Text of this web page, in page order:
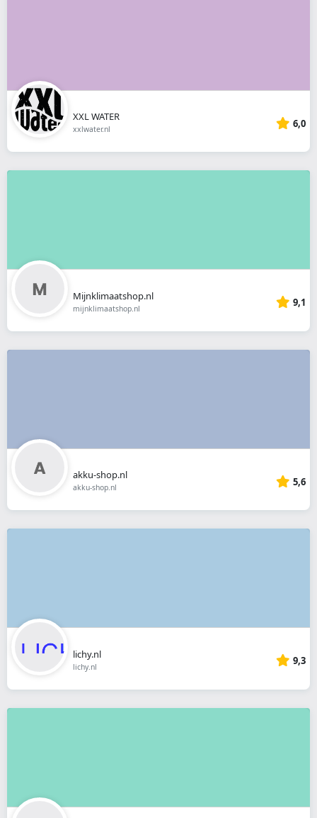
XXL WATER
xxlwater.nl 6,0
Mijnklimaatshop.nl
mijnklimaatshop.nl 9,1
akku-shop.nl
akku-shop.nl 5,6
lichy.nl
lichy.nl 9,3